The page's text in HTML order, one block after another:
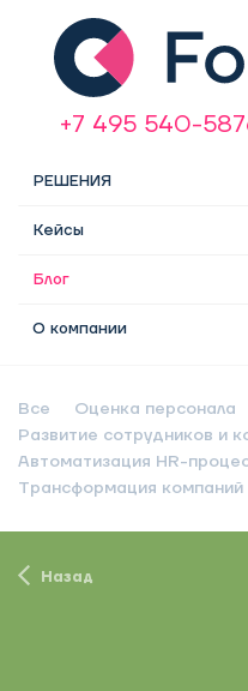
РЕШЕНИЯ
Кейсы
Блог
О компании
+7 495 540-
Все
Оценка персонала
Развитие сотрудников и
Автоматизация HR-
Трансформация компаний
Назад